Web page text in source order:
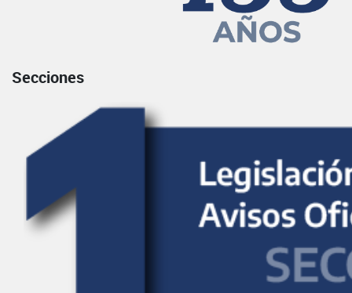
Secciones